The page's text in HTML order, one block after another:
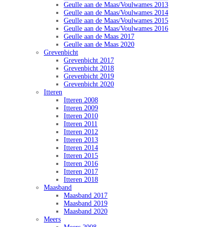
Geulle aan de Maas/Voulwames 2013
Geulle aan de Maas/Voulwames 2014
Geulle aan de Maas/Voulwames 2015
Geulle aan de Maas/Voulwames 2016
Geulle aan de Maas 2017
Geulle aan de Maas 2020
Grevenbicht
Grevenbicht 2017
Grevenbicht 2018
Grevenbicht 2019
Grevenbicht 2020
Itteren
Itteren 2008
Itteren 2009
Itteren 2010
Itteren 2011
Itteren 2012
Itteren 2013
Itteren 2014
Itteren 2015
Itteren 2016
Itteren 2017
Itteren 2018
Maasband
Maasband 2017
Maasband 2019
Maasband 2020
Meers